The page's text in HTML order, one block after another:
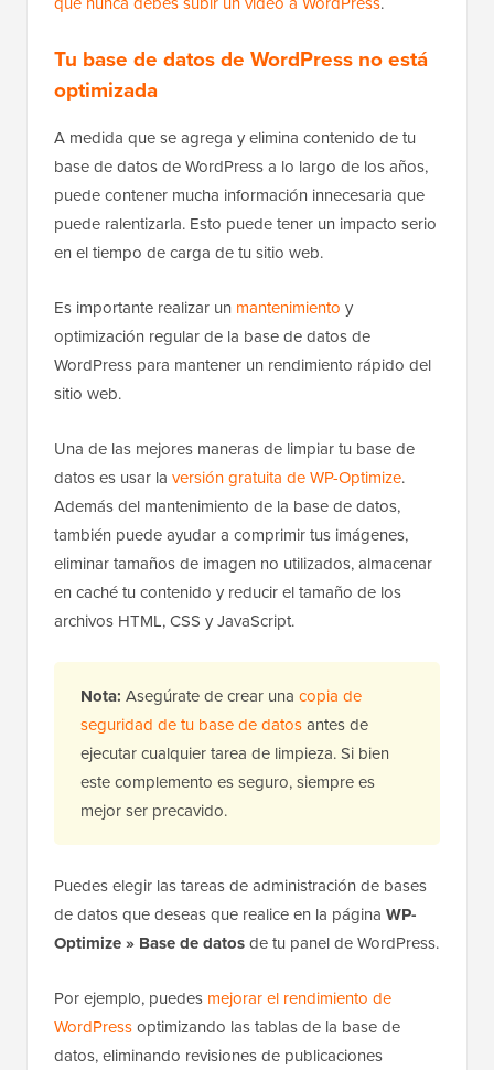
Tu base de datos de WordPress no está
optimizada
A medida que se agrega y elimina contenido de tu
base de datos de WordPress a lo largo de los años,
puede contener mucha información innecesaria que
puede ralentizarla. Esto puede tener un impacto serio
en el tiempo de carga de tu sitio web.
Es importante realizar un mantenimiento y
optimización regular de la base de datos de
WordPress para mantener un rendimiento rápido del
sitio web.
Una de las mejores maneras de limpiar tu base de
datos es usar la versión gratuita de WP-Optimize.
Además del mantenimiento de la base de datos,
también puede ayudar a comprimir tus imágenes,
eliminar tamaños de imagen no utilizados, almacenar
en caché tu contenido y reducir el tamaño de los
archivos HTML, CSS y JavaScript.
Nota: Asegúrate de crear una copia de
seguridad de tu base de datosantes de
ejecutar cualquier tarea de limpieza. Si bien
este complemento es seguro, siempre es
mejor ser precavido.
Puedes elegir las tareas de administración de bases
de datos que deseas que realice en la página WP-
Optimize » Base de datosde tu panel de WordPress.
Por ejemplo, puedes mejorar el rendimiento de
WordPressoptimizando las tablas de la base de
datos, eliminando revisiones de publicaciones